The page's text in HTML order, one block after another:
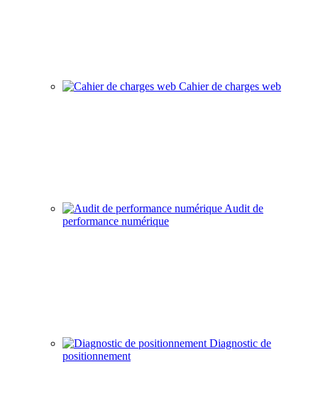
Cahier de charges web
Audit de
performance numérique
Diagnostic de
positionnement